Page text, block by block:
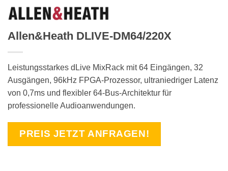
Allen&Heath DLIVE-DM64/220X
Leistungsstarkes dLive MixRack mit 64 Eingängen, 32
Ausgängen, 96kHz FPGA-Prozessor, ultraniedriger Latenz
von 0,7ms und flexibler 64-Bus-Architektur für
professionelle Audioanwendungen.
PREIS JETZT ANFRAGEN!